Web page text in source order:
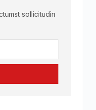
sollicitudin